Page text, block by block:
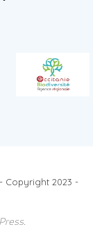
Copyright 2023 -